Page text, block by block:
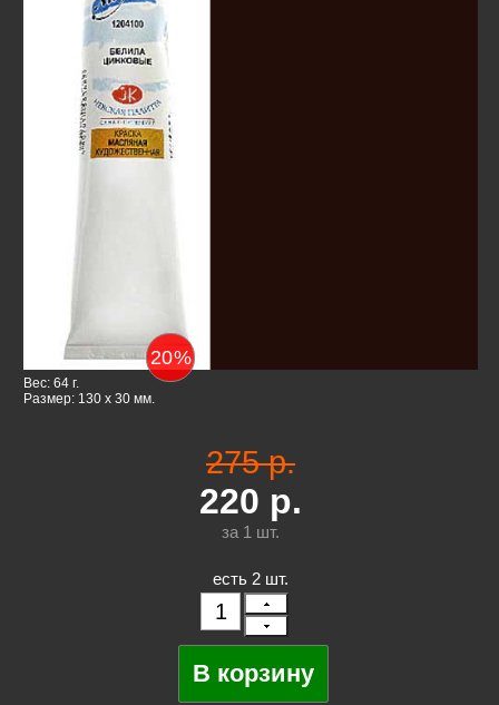
20%
Вес: 64 г.
Размер: 130 x 30 мм.
275 р.
220 р.
за 1 шт.
есть 2 шт.